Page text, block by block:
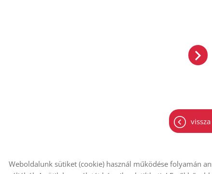
© 2026 - Minden jog fenntartva Oldal
Weboldalunk sütiket (cookie) használ működése folyamán